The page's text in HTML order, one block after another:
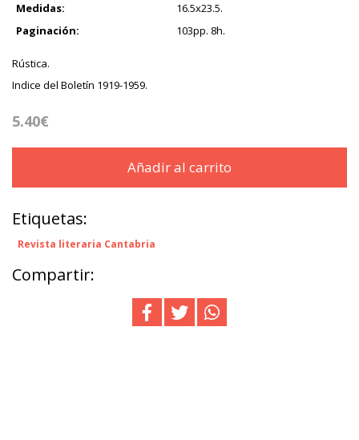
Medidas:
16.5x23.5.
Paginación:
103pp. 8h.
Rústica.
Indice del Boletín 1919-1959.
5.40€
Añadir al carrito
Etiquetas:
Revista literaria Cantabria
Compartir: